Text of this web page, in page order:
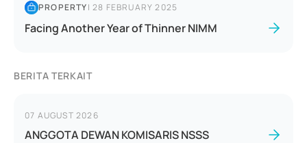
PROPERTY|28 FEBRUARY 2025
Facing Another Year of Thinner NIMM
BERITA TERKAIT
07 AUGUST 2026
ANGGOTA DEWAN KOMISARIS NSSS